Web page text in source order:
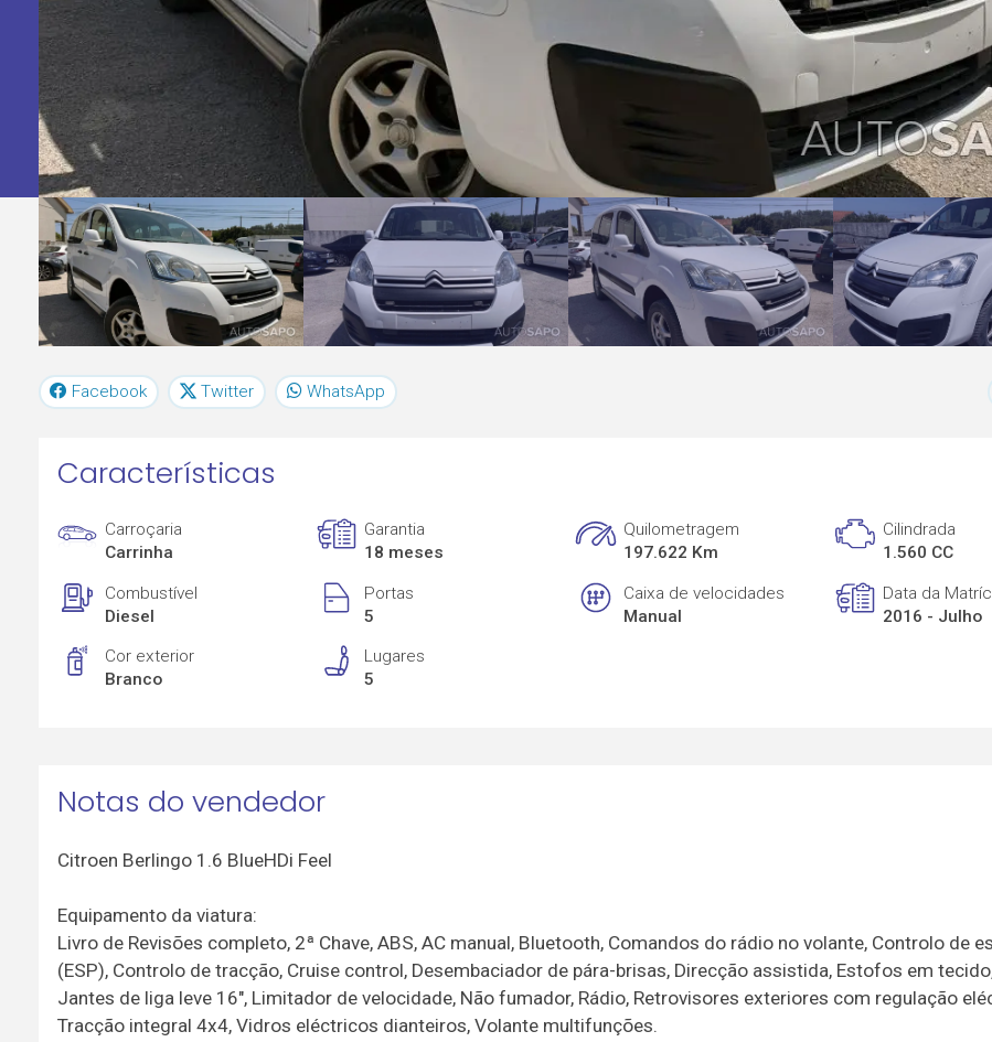
Facebook Twitter WhatsApp
Características
Carroçaria
Carrinha
Garantia
18 meses
Quilometragem
197.622 Km
Cilindrada
1.560 CC
Combustível
Diesel
Portas
5
Caixa de velocidades
Manual
Data da
2016 - Julho
Cor exterior
Branco
Lugares
5
Notas do vendedor
Citroen Berlingo 1.6 BlueHDi Feel
Equipamento da viatura:
Livro de Revisões completo, 2ª Chave, ABS, AC manual, Bluetooth, Comandos do rádio no volante, Controlo de
(ESP), Controlo de tracção, Cruise control, Desembaciador de pára-brisas, Direcção assistida, Estofos em
Jantes de liga leve 16", Limitador de velocidade, Não fumador, Rádio, Retrovisores exteriores com regulação
Tracção integral 4x4, Vidros eléctricos dianteiros, Volante multifunções.